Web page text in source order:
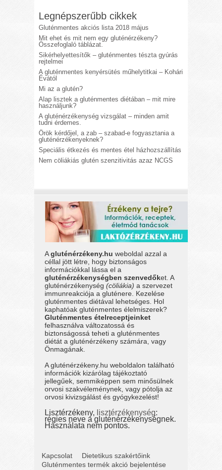
Legnépszerűbb cikkek
Gluténmentes akciós lista 2018 május
Mit ehet és mit nem egy gluténérzékeny?
Összefoglaló táblázat.
Sikérhelyettesítők – gluténmentes tészta gyúrás
rejtelmei
A gluténmentes kenyérsütés műhelytitkai – Kohári
Évától
Mi az a glutén?
Alap lisztek a gluténmentes diétában – mit mire
használjunk?
A gluténérzékenység vizsgálat – minden amit
tudni érdemes.
Örök kérdőjel, a zab – szabad-e fogyasztania a
gluténérzékenyeknek?
Speciális étkezés és mentes étel házhozszállítás
Nem cöliákiás glutén szenzitivitás azaz NCGS
Agluténérzékeny.hu weboldal azzal a
céllal jött létre, hogy biztonságos
információkkal lássa el a
gluténérzékenységben szenvedőket. A
gluténérzékenység(cöliákia) a szervezet
immunreakciója a gluténere. Kezelése
gluténmentes diétával lehetséges. Hol
kaphatóak gluténmentes élelmiszerek?
Gluténmentes ételreceptjeinket
felhasználva változatossá és
biztonságossá teheti a gluténmentes
diétát a gluténérzékeny számára, vagy
Önmagának.
A gluténérzékeny.hu weboldalon található
információk kizárólag tájékoztató
jellegűek, semmiképpen sem minősülnek
orvosi szakvéleménynek, vagy pótolja az
orvosi kivizsgálást és gyógykezelést!
Lisztérzékeny, lisztérzékenység:
régies neve a gluténérzékenységnek.
Használata nem pontos.
Kapcsolat
Dietetikus szakértőink
Gluténmentes termék akció bejelentése